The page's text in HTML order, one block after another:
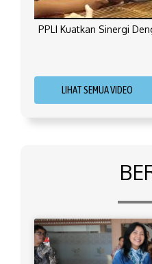
PPLI Kuatkan Sinergi
LIHAT SEMUA VIDEO